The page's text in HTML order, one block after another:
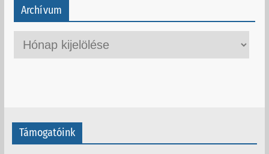
Archívum
r
Támogatóink